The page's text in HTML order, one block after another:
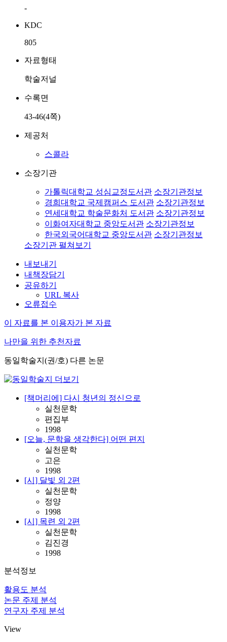
-
KDC
805
자료형태
학술저널
수록면
43-46(4쪽)
제공처
스콜라
소장기관
가톨릭대학교 성심교정도서관 소장기관정보
경희대학교 국제캠퍼스 도서관 소장기관정보
연세대학교 학술문화처 도서관 소장기관정보
이화여자대학교 중앙도서관 소장기관정보
한국외국어대학교 중앙도서관 소장기관정보
소장기관 펼쳐보기
내보내기
내책장담기
공유하기
URL 복사
오류접수
이 자료를 본 이용자가 본 자료
나만을 위한 추천자료
동일학술지(권/호) 다른 논문
[책머리에] 다시 청년의 정신으로
실천문학
편집부
1998
[오늘, 문학을 생각한다] 어떤 편지
실천문학
고은
1998
[시] 달빛 외 2편
실천문학
정양
1998
[시] 목련 외 2편
실천문학
김진경
1998
분석정보
활용도 분석
논문 주제 분석
연구자 주제 분석
View